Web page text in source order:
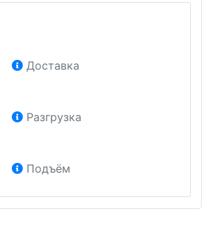
Доставка
Разгрузка
Подъём